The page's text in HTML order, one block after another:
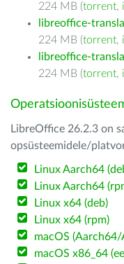
224 MB (torrent,
libreoffice-
224 MB (torrent,
libreoffice-
224 MB (torrent,
LibreOffice 26.2.3 on
opsüsteemidele/
Linux Aarch64
Linux Aarch64
Linux x64 (deb)
Linux x64 (rpm)
macOS
macOS x86_64